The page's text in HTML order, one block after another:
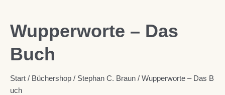
Wupperworte – Das
Buch
Start / Büchershop / Stephan C. Braun / Wupperworte – Das B
uch